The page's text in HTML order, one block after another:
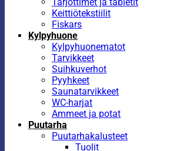
Keittiötekstiilit
Fiskars
Kylpyhuone
Kylpyhuonematot
Tarvikkeet
Suihkuverhot
Pyyhkeet
Saunatarvikkeet
WC-harjat
Ammeet ja potat
Puutarha
Puutarhakalusteet
Tuolit